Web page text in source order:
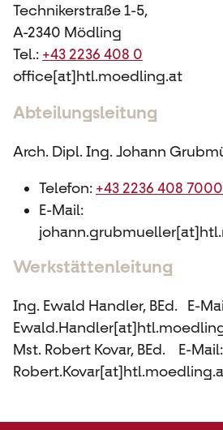
Technikerstraße 1-5,
A-2340 Mödling
Tel.: +43 2236 408 0
office[at]htl.moedling.at
Abteilungsleitung
Arch. Dipl. Ing. Johann
Telefon: +43 2236 408 7000
E-Mail:
Werkstättenleitung
Ing. Ewald Handler, BEd. E-
Mst. Robert Kovar, BEd. E-Mail: